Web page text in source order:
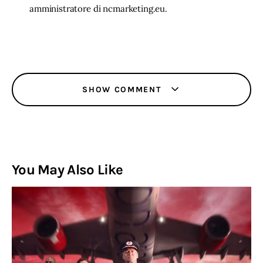
amministratore di ncmarketing.eu.
SHOW COMMENT
You May Also Like